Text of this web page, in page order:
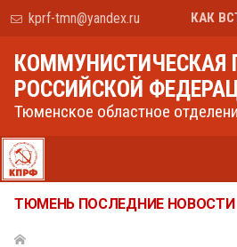
kprf-tmn@yandex.ru КАК
КОММУНИСТИЧЕСКАЯ
РОССИЙСКОЙ
Тюменское областное
ТЮМЕНЬ ПОСЛЕДНИЕ НОВОСТИ